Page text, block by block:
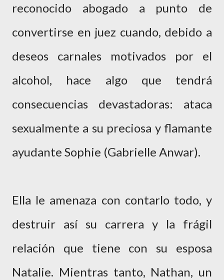
reconocido abogado a punto de
convertirse en juez cuando, debido a
deseos carnales motivados por el
alcohol, hace algo que tendrá
consecuencias devastadoras: ataca
sexualmente a su preciosa y flamante
ayudante Sophie (Gabrielle Anwar).
Ella le amenaza con contarlo todo, y
destruir así su carrera y la frágil
relación que tiene con su esposa
Natalie. Mientras tanto, Nathan, un